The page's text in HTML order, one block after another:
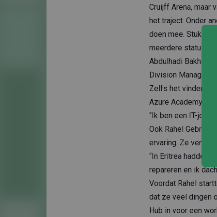
Cruijff Arena, maar
het traject. Onder
doen mee. Stuk
meerdere
Abdulhadi Bakhash
Division Manager.
Zelfs het vinden
Azure Academy
“Ik ben een IT-
Ook Rahel
ervaring. Ze vertelt
“In Eritrea hadden
repareren en ik
Voordat Rahel
dat ze veel dingen
Hub in voor een